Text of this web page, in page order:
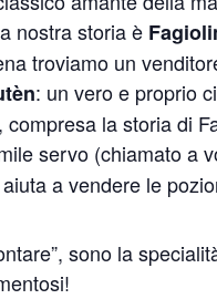
nostra storia è
troviamo un
: un vero e proprio
compresa la storia di
servo (chiamato a
a vendere le
sono la